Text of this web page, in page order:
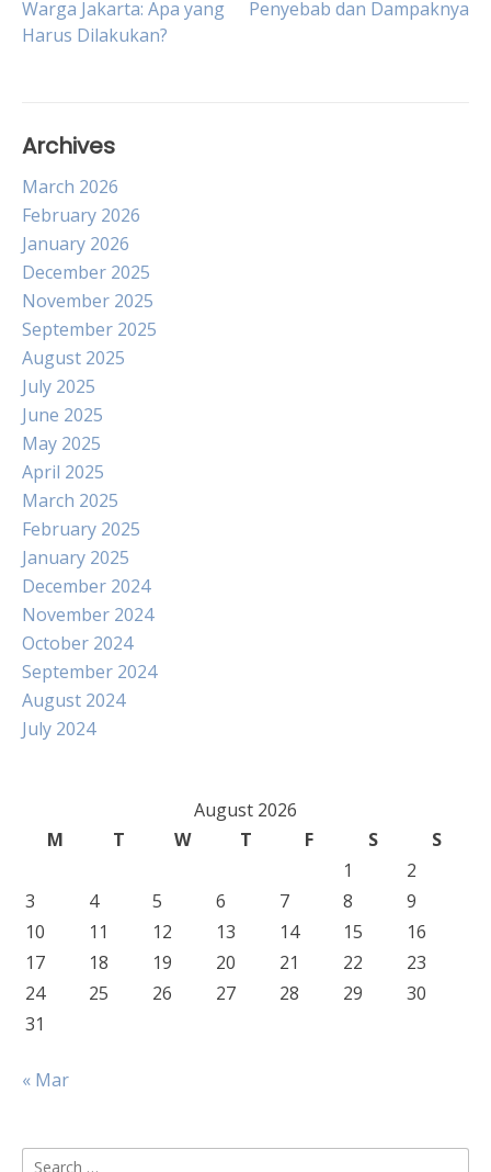
navigation
Warga Jakarta: Apa yang
Harus Dilakukan?
Penyebab dan Dampaknya
Archives
March 2026
February 2026
January 2026
December 2025
November 2025
September 2025
August 2025
July 2025
June 2025
May 2025
April 2025
March 2025
February 2025
January 2025
December 2024
November 2024
October 2024
September 2024
August 2024
July 2024
August 2026
M
T W T F S
S
1
2
3
4 5 6 7 8
9
10
11 12 13 14 15
16
17
18 19 20 21 22
23
24
25 26 27 28 29
30
31
« Mar
Search